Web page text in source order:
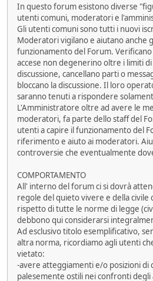
In questo forum esistono diverse
utenti comuni, moderatori e
Gli utenti comuni sono tutti i nuovi
Moderatori vigilano e aiutano anche
funzionamento del Forum.
accese non degenerino oltre i limiti
discussione, cancellano parti o
bloccano la discussione. Il loro
saranno tenuti a rispondere
L'Amministratore oltre ad avere le
moderatori, fa parte dello staff del
utenti a capire il funzionamento del
riferimento e aiuto ai moderatori.
controversie che eventualmente
COMPORTAMENTO
All' interno del forum ci si dovrà
regole del quieto vivere e della civile
rispetto di tutte le norme di legge
debbono qui considerarsi
Ad esclusivo titolo esemplificativo,
altra norma, ricordiamo agli utenti
vietato:
-avere atteggiamenti e/o posizioni di
palesemente ostili nei confronti